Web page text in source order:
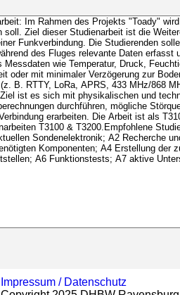
Impressum / Datenschutz